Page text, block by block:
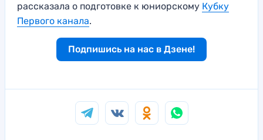
рассказала о подготовке к юниорскому Кубку
Первого канала.
Подпишись на нас в Дзене!